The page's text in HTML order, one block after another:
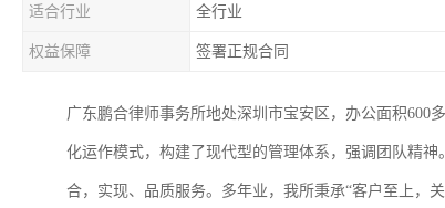
适合行业 全行业
权益保障 签署正规合同
广东鹏合律师事务所地处深圳市宝安区，办公面积600
化运作模式，构建了现代型的管理体系，强调团队精
合，实现、品质服务。多年业，我所秉承“客户至上，